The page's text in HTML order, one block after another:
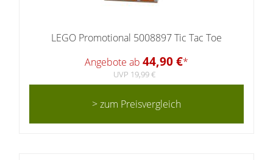
LEGO Promotional 5008897 Tic Tac Toe
Angebote ab 44,90 €*
UVP 19,99 €
> zum Preisvergleich